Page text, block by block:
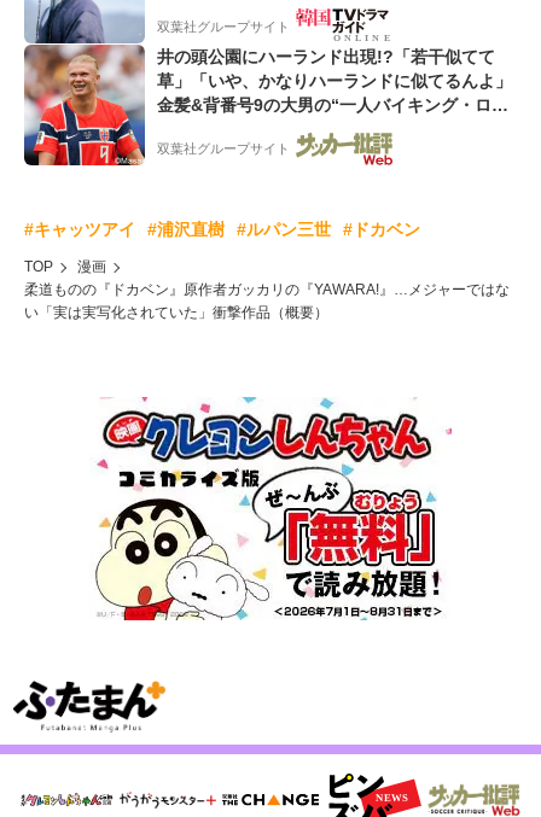
双葉社グループサイト
井の頭公園にハーランド出現!?「若干似てて
草」「いや、かなりハーランドに似てるんよ」
金髪&背番号9の大男の“一人バイキング・ロ
ー”映像が話題!「元気をもらった」
双葉社グループサイト
#キャッツアイ #浦沢直樹 #ルパン三世 #ドカベン
TOP
漫画
柔道ものの『ドカベン』原作者ガッカリの『YAWARA!』…メジャーではな
い「実は実写化されていた」衝撃作品（概要）